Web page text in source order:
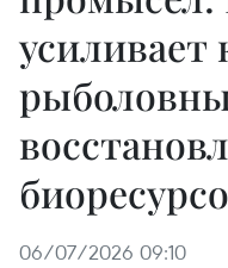
усиливает
06/07/2026 09:10